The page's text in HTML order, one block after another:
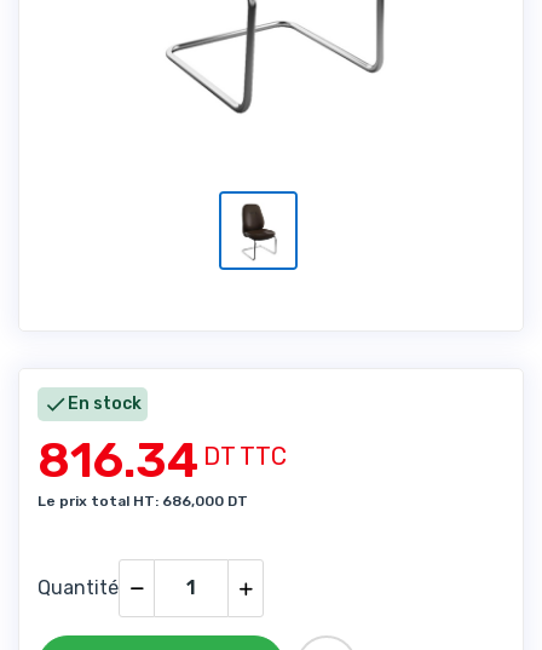
 En stock
816.34DT TTC
Le prix total HT: 686,000 DT
Quantité